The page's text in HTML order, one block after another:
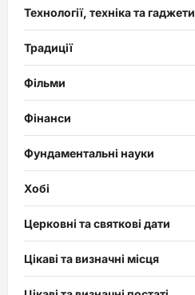
Технології, техніка та гаджети
Традиції
Фільми
Фінанси
Фундаментальні науки
Хобі
Церковні та святкові дати
Цікаві та визначні місця